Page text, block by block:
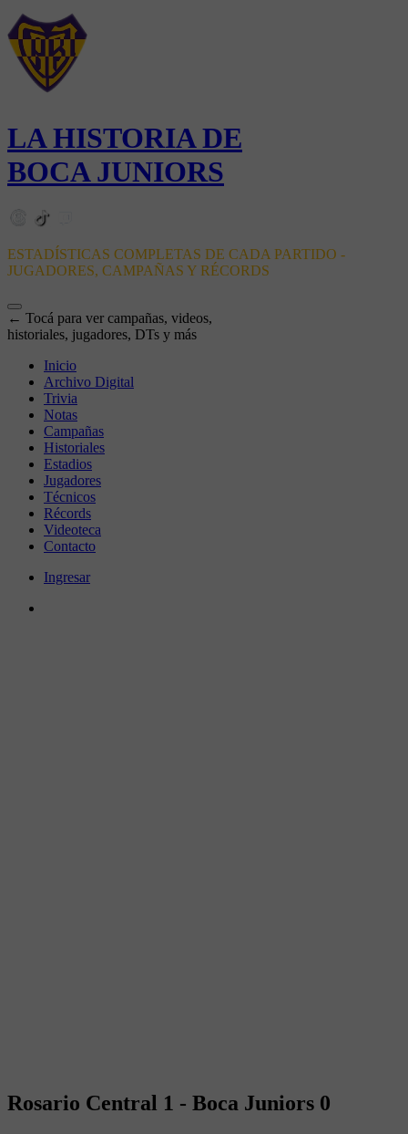
LA HISTORIA DE
BOCA JUNIORS
ESTADÍSTICAS COMPLETAS DE CADA PARTIDO -
JUGADORES, CAMPAÑAS Y RÉCORDS
← Tocá para ver campañas, videos,
historiales, jugadores, DTs y más
Inicio
Archivo Digital
Trivia
Notas
Campañas
Historiales
Estadios
Jugadores
Técnicos
Récords
Videoteca
Contacto
Ingresar
Rosario Central 1 - Boca Juniors 0